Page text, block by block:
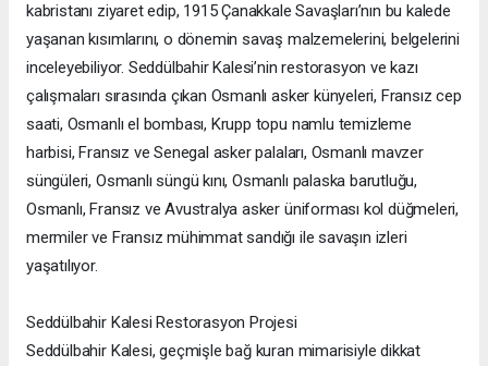
kabristanı ziyaret edip, 1915 Çanakkale Savaşları’nın bu kalede
yaşanan kısımlarını, o dönemin savaş malzemelerini, belgelerini
inceleyebiliyor. Seddülbahir Kalesi’nin restorasyon ve kazı
çalışmaları sırasında çıkan Osmanlı asker künyeleri, Fransız cep
saati, Osmanlı el bombası, Krupp topu namlu temizleme
harbisi, Fransız ve Senegal asker palaları, Osmanlı mavzer
süngüleri, Osmanlı süngü kını, Osmanlı palaska barutluğu,
Osmanlı, Fransız ve Avustralya asker üniforması kol düğmeleri,
mermiler ve Fransız mühimmat sandığı ile savaşın izleri
yaşatılıyor.
Seddülbahir Kalesi Restorasyon Projesi
Seddülbahir Kalesi, geçmişle bağ kuran mimarisiyle dikkat